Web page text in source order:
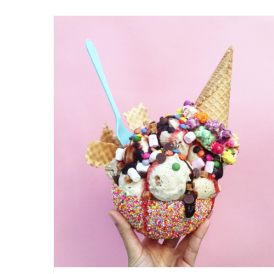
Le chaud et le froid sont
faits pour s’entendre •
newsletters glacées